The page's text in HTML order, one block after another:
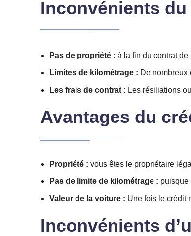
Inconvénients
Pas de propriété : à la fin du contrat de
Limites de kilométrage : De nombreux
Les frais de contrat : Les résiliations
Avantages du
Propriété : vous êtes le propriétaire
Pas de limite de kilométrage : puisque
Valeur de la voiture : Une fois le crédit
Inconvénients